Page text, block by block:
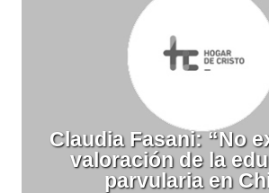
Claudia Fasani: “No
valoración de la
parvularia en